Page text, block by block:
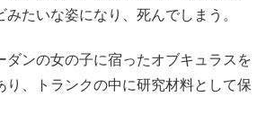
たいな姿になり、死んでしまう。
ダンの女の子に宿ったオブキュラスを
り、トランクの中に研究材料として保